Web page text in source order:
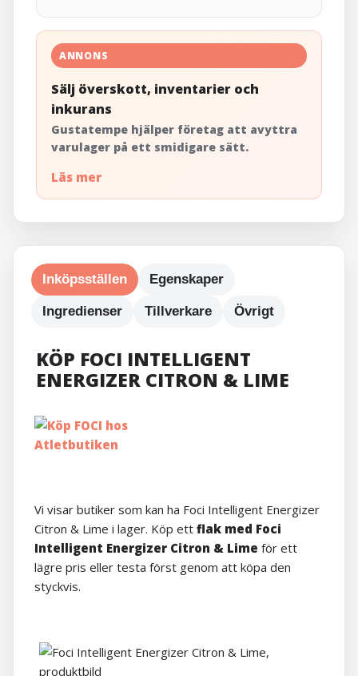
ANNONS
Sälj överskott, inventarier och
inkurans
Gustatempe hjälper företag att avyttra
varulager på ett smidigare sätt.
Läs mer
Inköpsställen Egenskaper
Ingredienser Tillverkare Övrigt
KÖP FOCI INTELLIGENT
ENERGIZER CITRON & LIME
Vi visar butiker som kan ha Foci Intelligent Energizer
Citron & Lime i lager. Köp ett flak med Foci
Intelligent Energizer Citron & Lime för ett
lägre pris eller testa först genom att köpa den
styckvis.